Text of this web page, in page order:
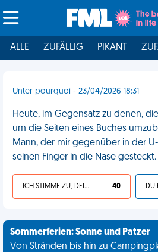
ALLE ZUFÄLLIG PIKANT
Unter pourquoi - 23/04/2026 18:31
Heute, im Gegensatz zu denen,
um die Seiten eines Buches
Mann, der mir gegenüber in der
seinen Finger in die Nase gesteckt.
ICH STIMME ZU, DEIN LEBEN IST SCHEISSE 40
Sommerferien: Sonne und Patzer
Von Stränden bis hin zu